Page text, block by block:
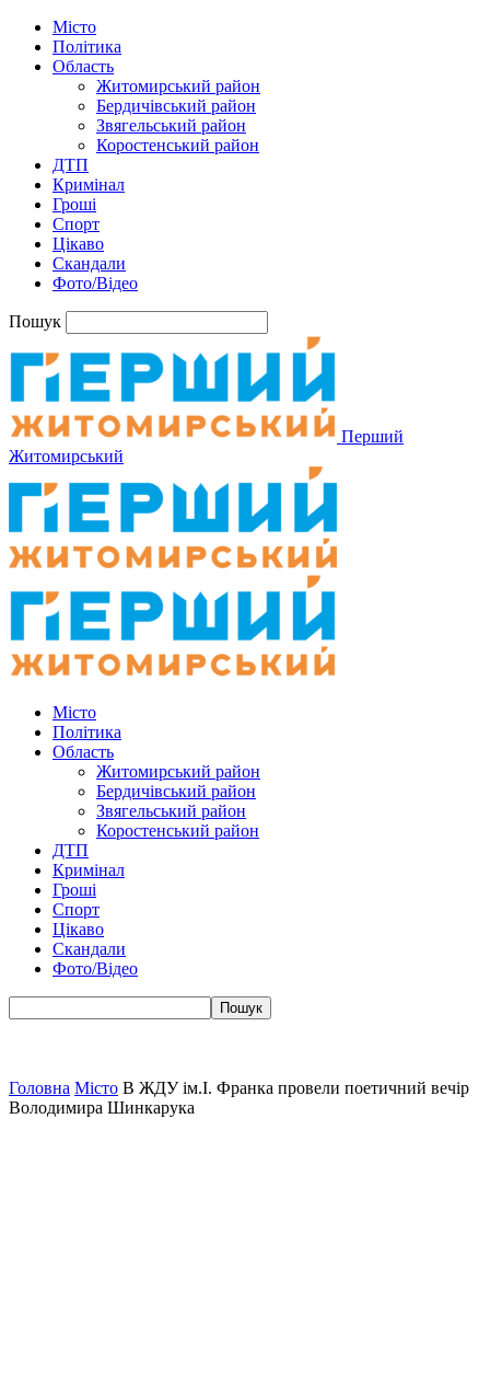
Місто
Політика
Область
Житомирський район
Бердичівський район
Звягельський район
Коростенський район
ДТП
Кримінал
Гроші
Спорт
Цікаво
Скандали
Фото/Відео
Пошук
Перший
Житомирський
Місто
Політика
Область
Житомирський район
Бердичівський район
Звягельський район
Коростенський район
ДТП
Кримінал
Гроші
Спорт
Цікаво
Скандали
Фото/Відео
Головна Місто В ЖДУ ім.І. Франка провели поетичний вечір
Володимира Шинкарука